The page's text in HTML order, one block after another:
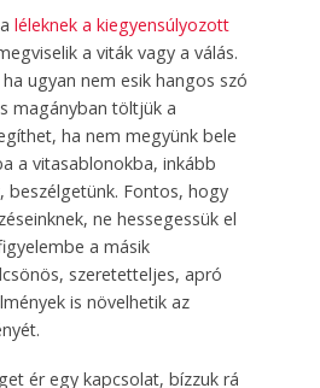
léleknek a kiegyensúlyozott
a viták vagy a válás.
ugyan nem esik hangos szó
magányban töltjük a
ha nem megyünk bele
a vitasablonokba, inkább
beszélgetünk. Fontos, hogy
ne hessegessük el
a másik
szeretetteljes, apró
is növelhetik az
ér egy kapcsolat, bízzuk rá